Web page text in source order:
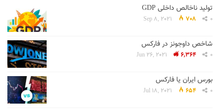
تولید ناخالص داخلی GDP
Sep 8, 2021 708 0
شاخص داوجونز در فارکس
Jun 26, 2021 6,364 0
بورس ایران یا فارکس
Jul 18, 2021 654 0